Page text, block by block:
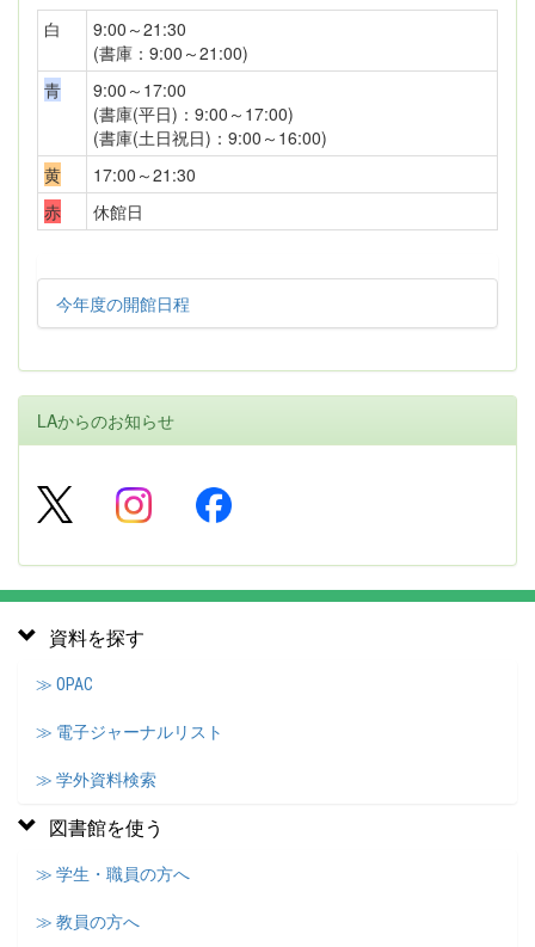
白
9:00～21:30
(書庫：9:00～21:00)
青
9:00～17:00
(書庫(平日)：9:00～17:00)
(書庫(土日祝日)：9:00～16:00)
黄
17:00～21:30
赤
休館日
今年度の開館日程
LAからのお知らせ
資料を探す
≫ OPAC
≫ 電子ジャーナルリスト
≫ 学外資料検索
図書館を使う
≫ 学生・職員の方へ
≫ 教員の方へ